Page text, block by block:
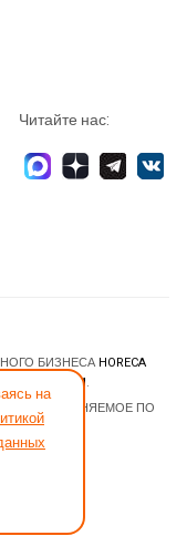
на
Читайте нас:
БИЗНЕСА HORECA
JOOMLART.COM.
ПО